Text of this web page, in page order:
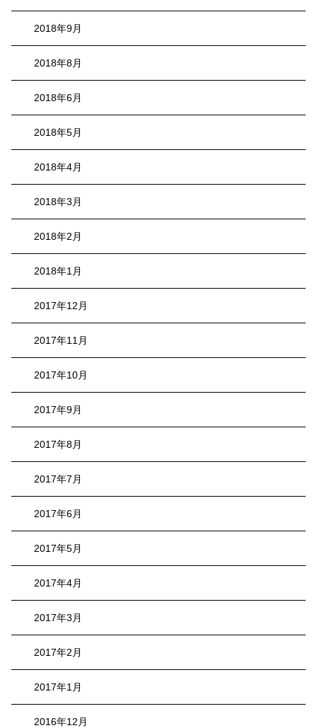
2018年9月
2018年8月
2018年6月
2018年5月
2018年4月
2018年3月
2018年2月
2018年1月
2017年12月
2017年11月
2017年10月
2017年9月
2017年8月
2017年7月
2017年6月
2017年5月
2017年4月
2017年3月
2017年2月
2017年1月
2016年12月